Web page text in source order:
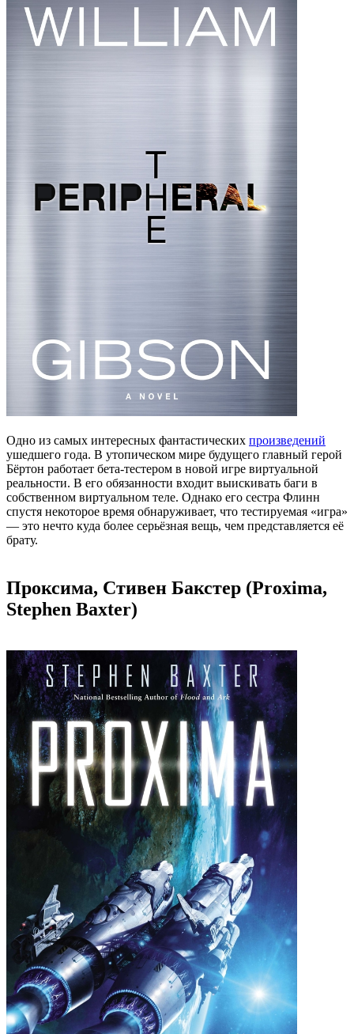
Одно из самых интересных фантастических произведений
ушедшего года. В утопическом мире будущего главный герой
Бёртон работает бета-тестером в новой игре виртуальной
реальности. В его обязанности входит выискивать баги в
собственном виртуальном теле. Однако его сестра Флинн
спустя некоторое время обнаруживает, что тестируемая «игра»
— это нечто куда более серьёзная вещь, чем представляется её
брату.
Проксима, Стивен Бакстер (Proxima,
Stephen Baxter)